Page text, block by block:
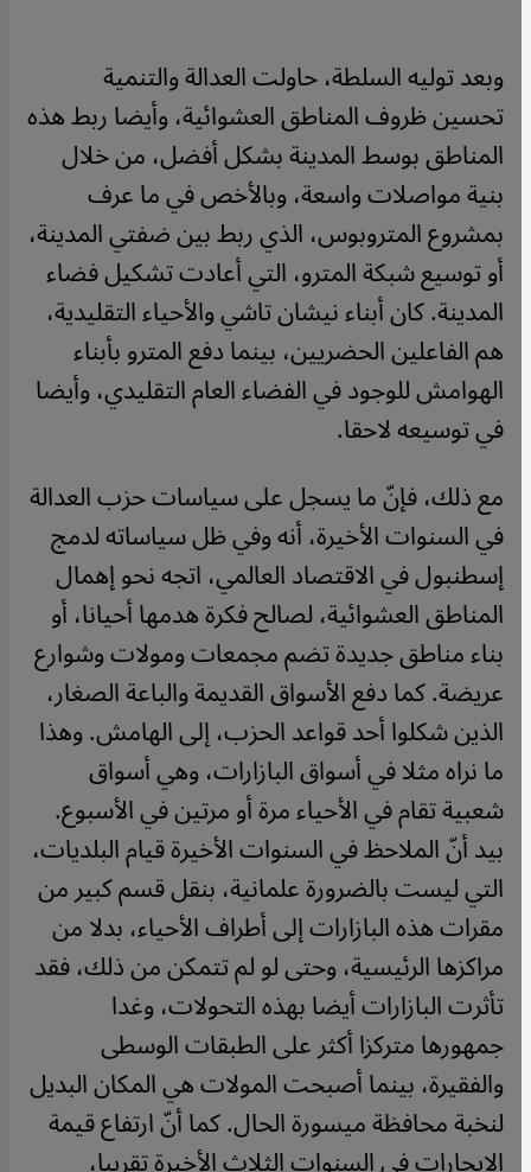
وبعد توليه السلطة، حاولت العدالة والتنمية
تحسين ظروف المناطق العشوائية، وأيضا ربط هذه
المناطق بوسط المدينة بشكل أفضل، من خلال
بنية مواصلات واسعة، وبالأخص في ما عرف
بمشروع المتروبوس، الذي ربط بين ضفتي المدينة،
أو توسيع شبكة المترو، التي أعادت تشكيل فضاء
المدينة. كان أبناء نيشان تاشي والأحياء التقليدية،
هم الفاعلين الحضريين، بينما دفع المترو بأبناء
الهوامش للوجود في الفضاء العام التقليدي، وأيضا
في توسيعه لاحقا.
مع ذلك، فإنّ ما يسجل على سياسات حزب العدالة
في السنوات الأخيرة، أنه وفي ظل سياساته لدمج
إسطنبول في الاقتصاد العالمي، اتجه نحو إهمال
المناطق العشوائية، لصالح فكرة هدمها أحيانا، أو
بناء مناطق جديدة تضم مجمعات ومولات وشوارع
عريضة. كما دفع الأسواق القديمة والباعة الصغار،
الذين شكلوا أحد قواعد الحزب، إلى الهامش. وهذا
ما نراه مثلا في أسواق البازارات، وهي أسواق
شعبية تقام في الأحياء مرة أو مرتين في الأسبوع.
بيد أنّ الملاحظ في السنوات الأخيرة قيام البلديات،
التي ليست بالضرورة علمانية، بنقل قسم كبير من
مقرات هذه البازارات إلى أطراف الأحياء، بدلا من
مراكزها الرئيسية، وحتى لو لم تتمكن من ذلك، فقد
تأثرت البازارات أيضا بهذه التحولات، وغدا
جمهورها متركزا أكثر على الطبقات الوسطى
والفقيرة، بينما أصبحت المولات هي المكان البديل
لنخبة محافظة ميسورة الحال. كما أنّ ارتفاع قيمة